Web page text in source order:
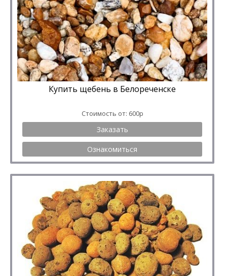
Купить щебень в Белореченске
Стоимость от: 600р
Заказать
Ознакомиться